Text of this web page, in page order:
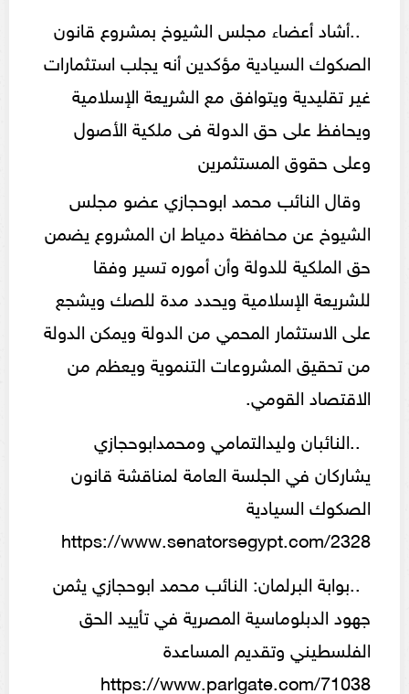
..أشاد أعضاء مجلس الشيوخ بمشروع قانون
الصكوك السيادية مؤكدين أنه يجلب استثمارات
غير تقليدية ويتوافق مع الشريعة الإسلامية
ويحافظ على حق الدولة فى ملكية الأصول
وعلى حقوق المستثمرين
وقال النائب محمد ابوحجازي عضو مجلس
الشيوخ عن محافظة دمياط ان المشروع يضمن
حق الملكية للدولة وأن أموره تسير وفقا
للشريعة الإسلامية ويحدد مدة للصك ويشجع
على الاستثمار المحمي من الدولة ويمكن الدولة
من تحقيق المشروعات التنموية ويعظم من
الاقتصاد القومي.
..النائبان وليدالتمامي ومحمدابوحجازي
يشاركان في الجلسة العامة لمناقشة قانون
الصكوك السيادية
https://www.senatorsegypt.com/2328
..بوابة البرلمان: النائب محمد ابوحجازي يثمن
جهود الدبلوماسية المصرية في تأييد الحق
الفلسطيني وتقديم المساعدة
https://www.parlgate.com/71038